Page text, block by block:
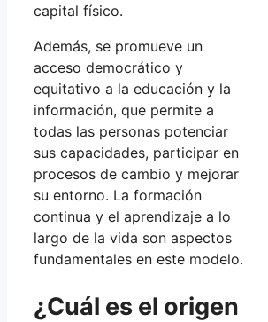
capital físico.
Además, se promueve un
acceso democrático y
equitativo a la educación y la
información, que permite a
todas las personas potenciar
sus capacidades, participar en
procesos de cambio y mejorar
su entorno. La formación
continua y el aprendizaje a lo
largo de la vida son aspectos
fundamentales en este modelo.
¿Cuál es el origen